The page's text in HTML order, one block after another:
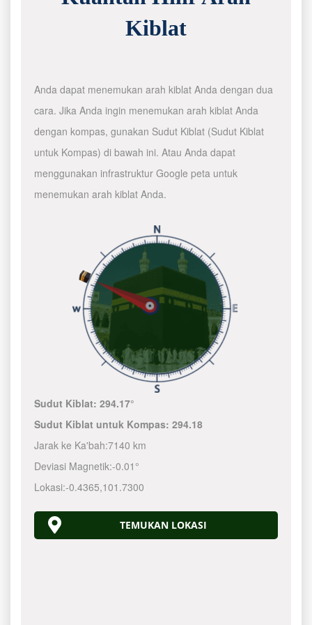
Kiblat
Anda dapat menemukan arah kiblat Anda dengan dua
cara. Jika Anda ingin menemukan arah kiblat Anda
dengan kompas, gunakan Sudut Kiblat (Sudut Kiblat
untuk Kompas) di bawah ini. Atau Anda dapat
menggunakan infrastruktur Google peta untuk
menemukan arah kiblat Anda.
Sudut Kiblat:294.17°
Sudut Kiblat untuk Kompas:294.18
Jarak ke Ka'bah:7140 km
Deviasi Magnetik:-0.01°
Lokasi:-0.4365,101.7300
TEMUKAN LOKASI